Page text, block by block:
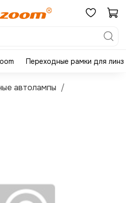
Переходные рамки для линз
автолампы